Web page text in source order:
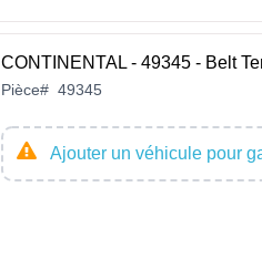
CONTINENTAL - 49345 - Belt
Pièce# 49345
Ajouter un véhicule pour